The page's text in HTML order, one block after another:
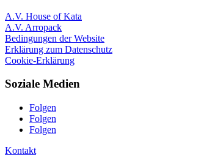
A.V. House of Kata
A.V. Arropack
Bedingungen der Website
Erklärung zum Datenschutz
Cookie-Erklärung
Soziale Medien
Folgen
Folgen
Folgen
Kontakt